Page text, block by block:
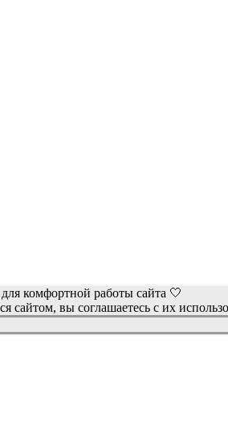
комфортной работы сайта 🤍
сайтом, вы соглашаетесь с их